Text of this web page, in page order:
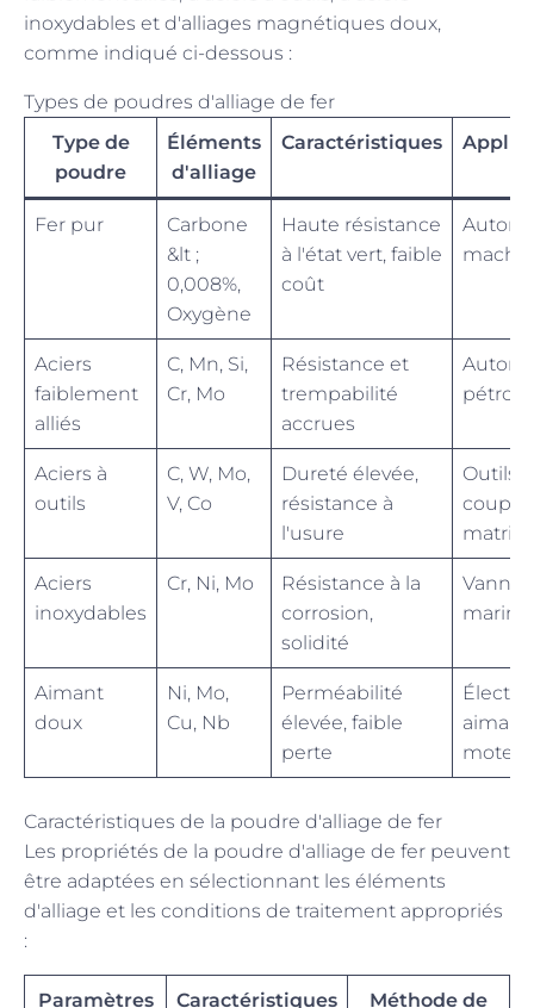
inoxydables et d'alliages magnétiques doux,
comme indiqué ci-dessous :
Types de poudres d'alliage de fer
Type de
poudre
Éléments
d'alliage
Caractéristiques
Fer pur
Carbone
&lt ;
0,008%,
Oxygène
Haute résistance
à l'état vert, faible
coût
Aciers
faiblement
alliés
C, Mn, Si,
Cr, Mo
Résistance et
trempabilité
accrues
Aciers à
outils
C, W, Mo,
V, Co
Dureté élevée,
résistance à
l'usure
Outils
coupe,
Aciers
inoxydables
Cr, Ni, Mo
Résistance à la
corrosion,
solidité
marine
Aimant
doux
Ni, Mo,
Cu, Nb
Perméabilité
élevée, faible
perte
Caractéristiques de la poudre d'alliage de fer
Les propriétés de la poudre d'alliage de fer peuvent
être adaptées en sélectionnant les éléments
d'alliage et les conditions de traitement appropriés
:
Paramètres Caractéristiques
Méthode de